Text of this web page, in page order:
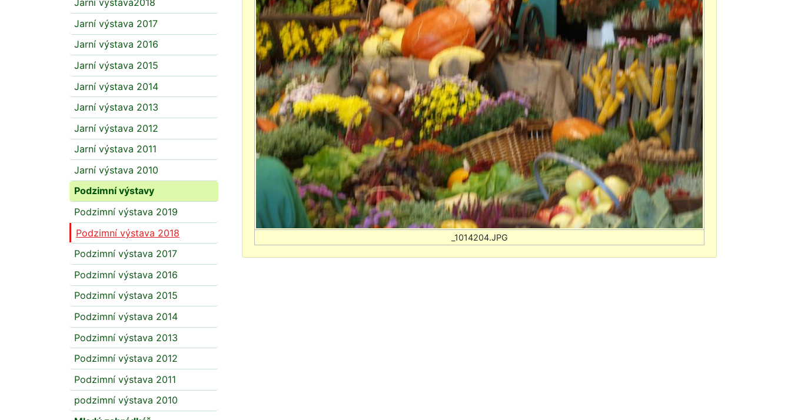
Jarní výstava2018
Jarní výstava 2017
Jarní výstava 2016
Jarní výstava 2015
Jarní výstava 2014
Jarní výstava 2013
Jarní výstava 2012
Jarní výstava 2011
Jarní výstava 2010
Podzimní výstavy
Podzimní výstava 2019
Podzimní výstava 2018
Podzimní výstava 2017
Podzimní výstava 2016
Podzimní výstava 2015
Podzimní výstava 2014
Podzimní výstava 2013
Podzimní výstava 2012
Podzimní výstava 2011
podzimní výstava 2010